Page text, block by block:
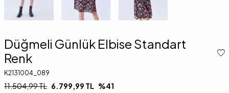
Düğmeli Günlük Elbise Standart
Renk
K2131004_089
11.504,99TL 6.799,99 TL %41